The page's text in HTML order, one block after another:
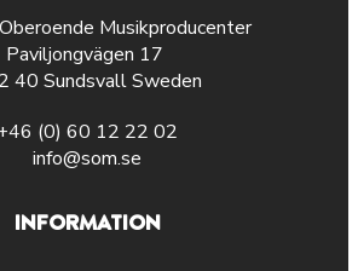
Musikproducenter
Paviljongvägen 17
40 Sundsvall Sweden
(0) 60 12 22 02
info@som.se
INFORMATION